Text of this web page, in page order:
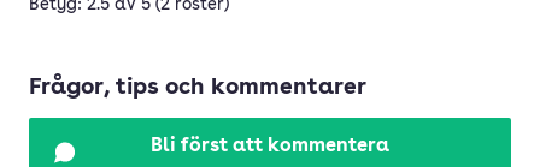
Betyg: 2.5 av 5 (2 röster)
Frågor, tips och kommentarer
Bli först att kommentera